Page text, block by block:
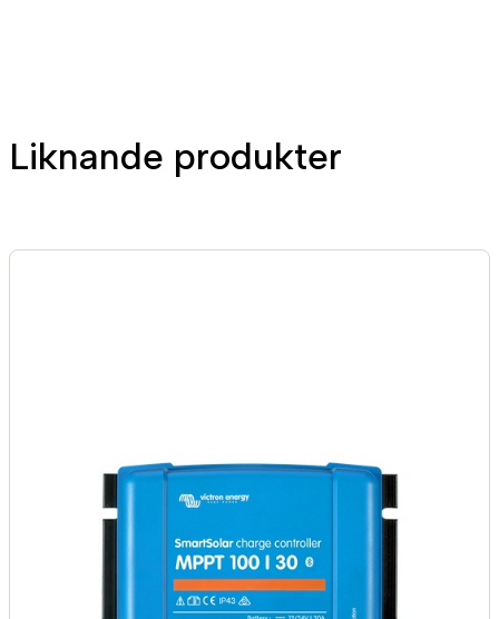
Liknande produkter